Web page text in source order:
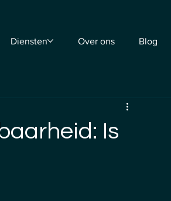
Diensten Over ons Blog
Is